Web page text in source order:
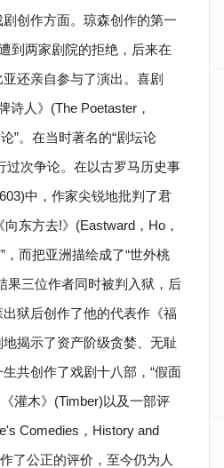
创作方面。琼森创作的第一
到两家剧院的拒绝，后来在
还亲自参与了演出。喜剧
诗人》(The Poetaster，
”。在当时著名的“剧坛论
过次争论。在以古罗马历史事
中，作家尖锐地批判了君
东方去!》(Eastward，Ho，
而把亚洲描绘成了“世外桃
果三位作者同时被判入狱，后
狱后创作了他的代表作《福
揭示了资产阶级贪婪、无耻
共创作了戏剧十八部，“假面
灌木》(Timber)以及一部评
Comedies，History and
了公正的评价，至今仍为人